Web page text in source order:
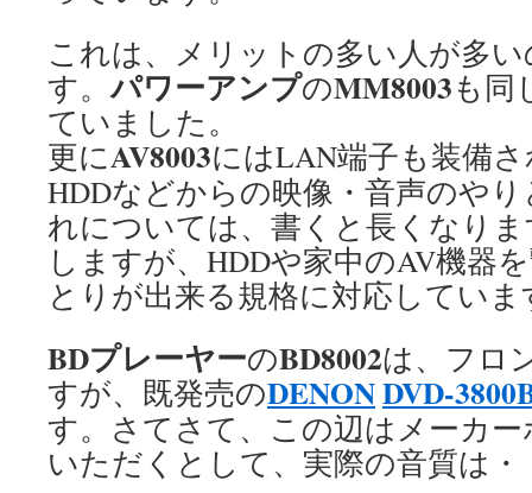
これは、メリットの多い人が多
す。パワーアンプのMM8003も同
ていました。
更にAV8003にはLAN端子も装備
HDDなどからの映像・音声のや
れについては、書くと長くなり
しますが、HDDや家中のAV機器
とりが出来る規格に対応していま
BDプレーヤーのBD8002は、フロ
すが、既発売のDENONDVD-
す。さてさて、この辺はメーカ
いただくとして、実際の音質は・